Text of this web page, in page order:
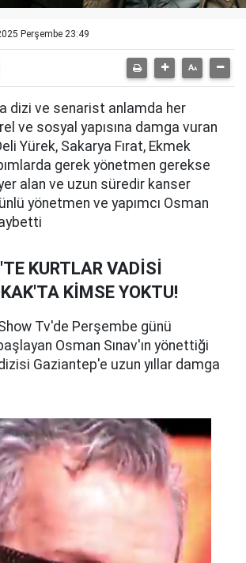
Perşembe 23:49
dizi ve senarist anlamda her
ve sosyal yapısına damga vuran
Yürek, Sakarya Fırat, Ekmek
gerek yönetmen gerekse
alan ve uzun süredir kanser
yönetmen ve yapımcı Osman
KURTLAR VADİSİ
KİMSE YOKTU!
Tv'de Perşembe günü
Osman Sınav'ın yönettiği
Gaziantep'e uzun yıllar damga